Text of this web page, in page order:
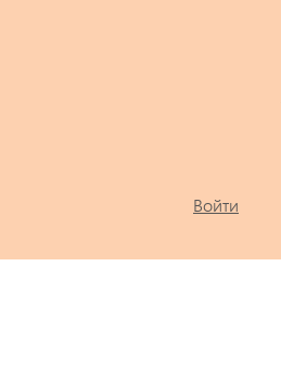
Войти